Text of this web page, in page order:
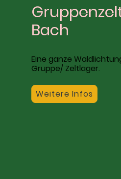
Bach
Eine ganze
Gruppe/ Zeltlager.
Weitere Infos